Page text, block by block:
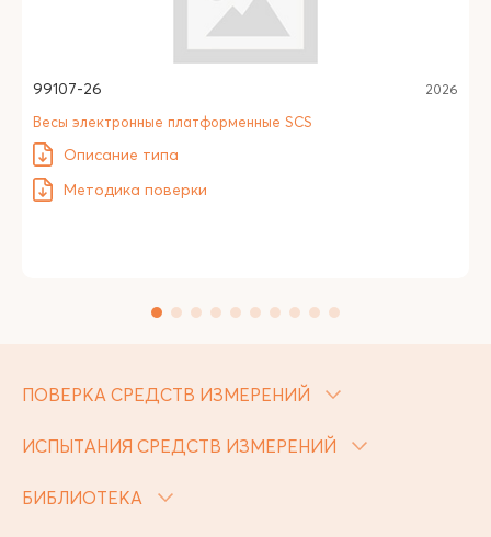
99107-26 2026
Весы электронные платформенные SCS
Описание типа
Методика поверки
ПОВЕРКА СРЕДСТВ ИЗМЕРЕНИЙ
ИСПЫТАНИЯ СРЕДСТВ ИЗМЕРЕНИЙ
БИБЛИОТЕКА